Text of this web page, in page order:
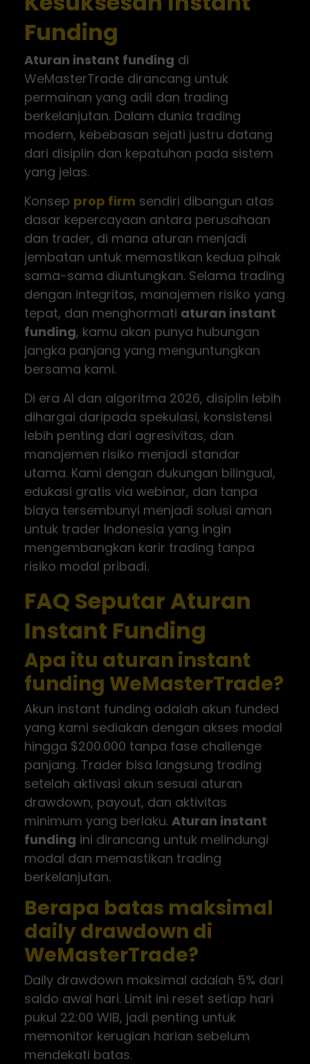
Funding
Aturan instant funding di
WeMasterTrade dirancang untuk
permainan yang adil dan trading
berkelanjutan. Dalam dunia trading
modern, kebebasan sejati justru datang
dari disiplin dan kepatuhan pada sistem
yang jelas.
Konsep prop firm sendiri dibangun atas
dasar kepercayaan antara perusahaan
dan trader, di mana aturan menjadi
jembatan untuk memastikan kedua pihak
sama-sama diuntungkan. Selama trading
dengan integritas, manajemen risiko yang
tepat, dan menghormati aturan instant
funding, kamu akan punya hubungan
jangka panjang yang menguntungkan
bersama kami.
Di era AI dan algoritma 2026, disiplin lebih
dihargai daripada spekulasi, konsistensi
lebih penting dari agresivitas, dan
manajemen risiko menjadi standar
utama. Kami dengan dukungan bilingual,
edukasi gratis via webinar, dan tanpa
biaya tersembunyi menjadi solusi aman
untuk trader Indonesia yang ingin
mengembangkan karir trading tanpa
risiko modal pribadi.
FAQ Seputar Aturan
Instant Funding
Apa itu aturan instant
funding WeMasterTrade?
Akun instant funding adalah akun funded
yang kami sediakan dengan akses modal
hingga $200.000 tanpa fase challenge
panjang. Trader bisa langsung trading
setelah aktivasi akun sesuai aturan
drawdown, payout, dan aktivitas
minimum yang berlaku. Aturan instant
funding ini dirancang untuk melindungi
modal dan memastikan trading
berkelanjutan.
Berapa batas maksimal
daily drawdown di
WeMasterTrade?
Daily drawdown maksimal adalah 5% dari
saldo awal hari. Limit ini reset setiap hari
pukul 22:00 WIB, jadi penting untuk
memonitor kerugian harian sebelum
mendekati batas.